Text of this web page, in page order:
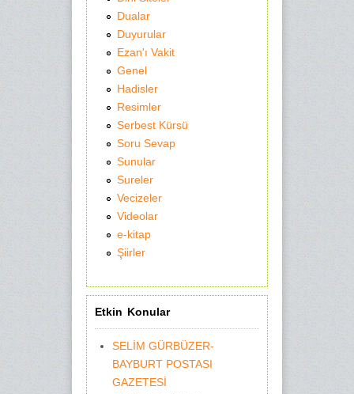
Dualar
Duyurular
Ezan'ı Vakit
Genel
Hadisler
Resimler
Serbest Kürsü
Soru Sevap
Sunular
Sureler
Vecizeler
Videolar
e-kitap
Şiirler
Etkin Konular
SELİM GÜRBÜZER-
BAYBURT POSTASI
GAZETESİ